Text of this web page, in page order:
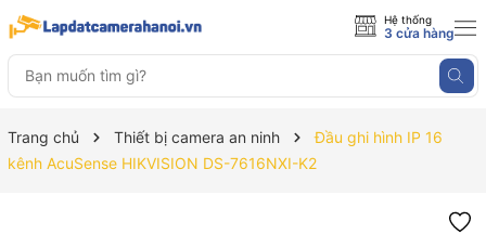
Hệ thống
3 cửa hàng
Trang chủ Thiết bị camera an ninh
Đầu ghi hình IP 16
kênh AcuSense HIKVISION DS-7616NXI-K2